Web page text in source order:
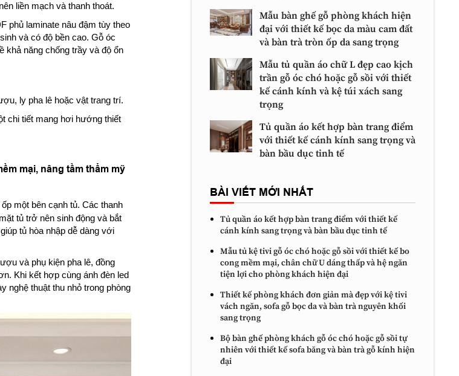
liền mạch và thanh thoát.
phủ laminate nâu đậm tùy theo
và có độ bền cao. Gỗ óc
khả năng chống trầy và độ ổn
ly pha lê hoặc vật trang trí.
chi tiết mang hơi hướng thiết
mại, nâng tầm thẩm mỹ
một bên cạnh tủ. Các thanh
tủ trở nên sinh động và bắt
tủ hòa nhập dễ dàng với
và phụ kiện pha lê, đồng
Khi kết hợp cùng ánh đèn led
nghệ thuật thu nhỏ trong phòng
Mẫu bàn ghế gỗ phòng khách hiện
đại với thiết kế bọc da màu cam đất
và bàn trà tròn ốp da sang trọng
Mẫu tủ quần áo chữ L đẹp cao kịch
trần gỗ óc chó hoặc gỗ sồi với thiết
kế cánh kính và kệ túi xách sang
trọng
Tủ quần áo kết hợp bàn trang điểm
với thiết kế cánh kính sang trọng và
bàn bầu dục tinh tế
BÀI VIẾT MỚI NHẤT
Tủ quần áo kết hợp bàn trang điểm với thiết kế
cánh kính sang trọng và bàn bầu dục tinh tế
Mẫu tủ kệ tivi gỗ óc chó hoặc gỗ sồi với thiết kế bo
cong mềm mại, chân chữ U dáng thấp và hệ ngăn
tiện lợi cho phòng khách hiện đại
Thiết kế phòng khách đơn giản mà đẹp với kệ tivi
vách ngăn, sofa gỗ bọc da và bàn trà nguyên khối
sang trọng
Bộ bàn ghế phòng khách gỗ óc chó hoặc gỗ sồi tự
nhiên với thiết kế sofa băng và bàn trà gỗ kính hiện
đại